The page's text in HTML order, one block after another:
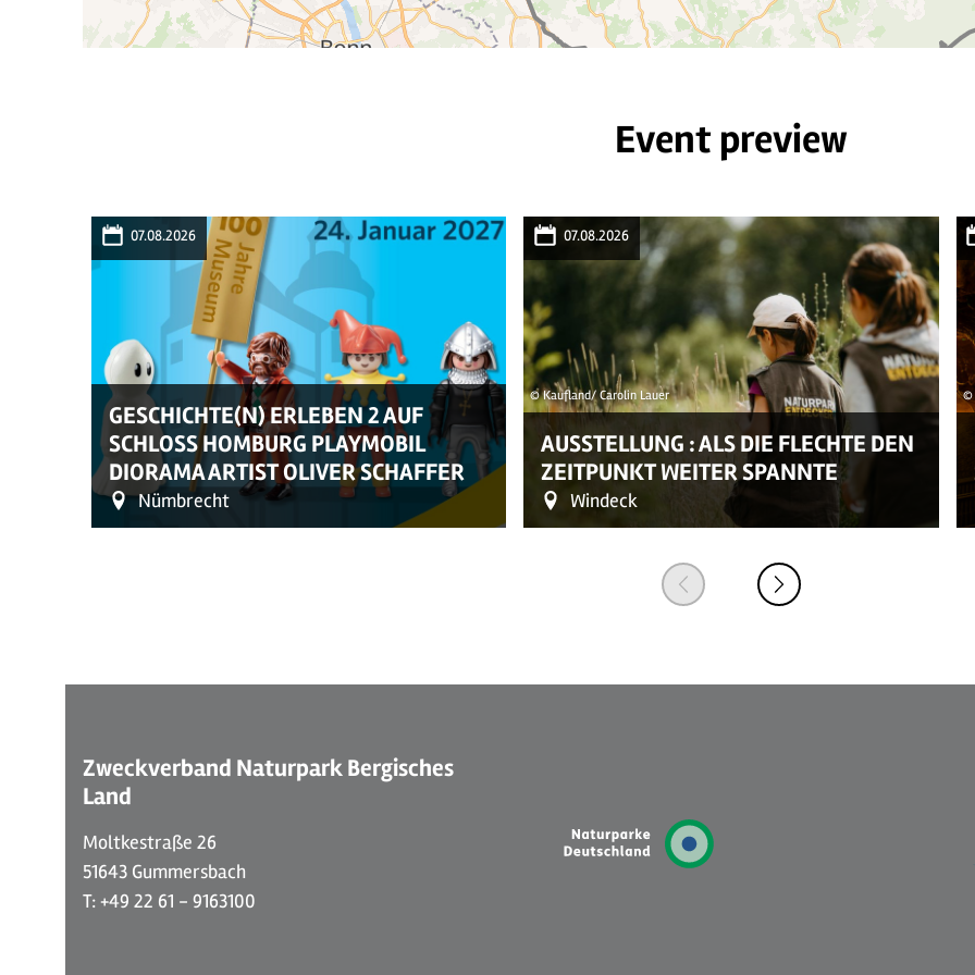
Event preview
07.08.2026
GESCHICHTE(N) ERLEBEN 2 AUF
SCHLOSS HOMBURG PLAYMOBIL
DIORAMA ARTIST OLIVER SCHAFFER
Nümbrecht
07.08.2026
© Kaufland/ Carolin Lauer
AUSSTELLUNG : ALS DIE FLECHTE DEN
ZEITPUNKT WEITER SPANNTE
Windeck
©
Zweckverband Naturpark Bergisches
Land
Moltkestraße 26
51643 Gummersbach
T: +49 22 61 - 9163100